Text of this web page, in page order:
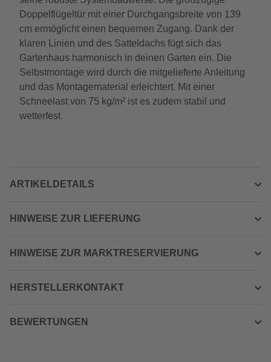
Doppelflügeltür mit einer Durchgangsbreite von 139
cm ermöglicht einen bequemen Zugang. Dank der
klaren Linien und des Satteldachs fügt sich das
Gartenhaus harmonisch in deinen Garten ein. Die
Selbstmontage wird durch die mitgelieferte Anleitung
und das Montagematerial erleichtert. Mit einer
Schneelast von 75 kg/m² ist es zudem stabil und
wetterfest.
ARTIKELDETAILS
HINWEISE ZUR LIEFERUNG
HINWEISE ZUR MARKTRESERVIERUNG
HERSTELLERKONTAKT
BEWERTUNGEN